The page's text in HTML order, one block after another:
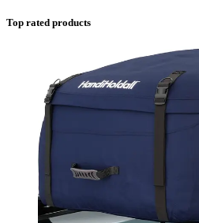
Top rated products